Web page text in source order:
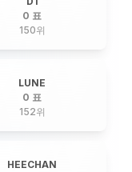
0 표
150위
LUNE
0 표
152위
HEECHAN